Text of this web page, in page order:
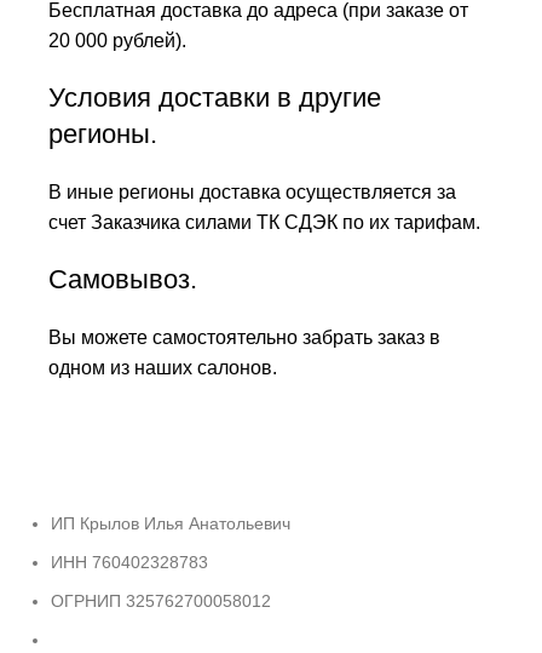
Бесплатная доставка до адреса (при заказе от
20 000 рублей).
Условия доставки в другие
регионы.
В иные регионы доставка осуществляется за
счет Заказчика силами ТК СДЭК по их тарифам.
Самовывоз.
Вы можете самостоятельно забрать заказ в
одном из наших салонов.
ИП Крылов Илья Анатольевич
ИНН 760402328783
ОГРНИП 325762700058012